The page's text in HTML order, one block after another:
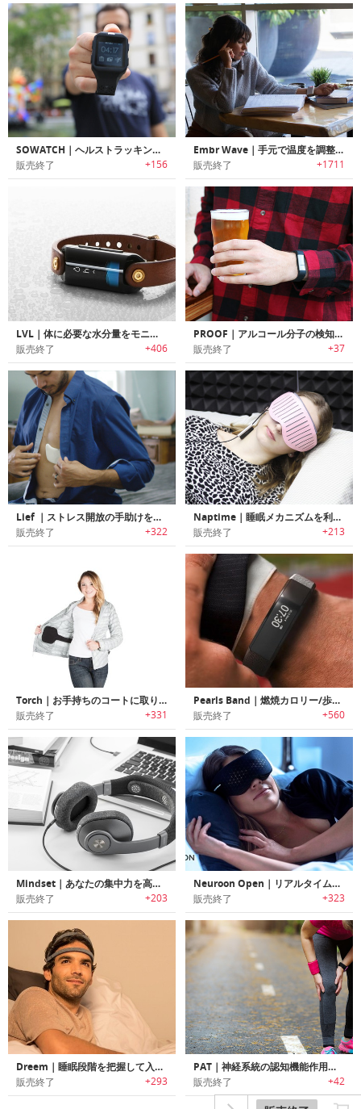
SOWATCH｜ヘルストラッキング機能搭載スマートウォッチ「ソーウォッチ 」
販売終了 +156
Embr Wave｜手元で温度を調整可能なリストバンド「エンバーウェーブ」
販売終了 +1711
LVL｜体に必要な水分量をモニタリング可能なフィットネストラッカー「レベル」
販売終了 +406
PROOF｜アルコール分子の検知可能なアルコールトラッキングリストバンド「プルーフ」
販売終了 +37
Lief ｜ストレス開放の手助けをするスマートパッチ「リーフ」
販売終了 +322
Naptime｜睡眠メカニズムを利用し効率的な昼寝が可能なスマートアイシェード「ナップタイム」
販売終了 +213
Torch｜お手持ちのコートに取り付けて使用可能なバッテリー式ヒーター「トーチ」
販売終了 +331
Pearls Band｜燃焼カロリー/歩数/血圧/酸素飽和度/疲労レベルをモニタリング可能な多機能ヘルスリストバンド「パールバンド」
販売終了 +560
Mindset｜あなたの集中力を高めるEGGスマートヘッドホン「マインドセット」
販売終了 +203
Neuroon Open｜リアルタイムの高度な睡眠測定/スマートホームインテグレーション/瞑想/明快な夢を実現するスマートデバイス「ニューロンオープン」
販売終了 +323
Dreem｜睡眠段階を把握して入眠/深い眠りを促進するスマートスリープヘッドバンド「ドリーム」
販売終了 +293
PAT｜神経系統の認知機能作用を応用して痛みを軽減する微小電流治療デバイス「パット」
販売終了 +42